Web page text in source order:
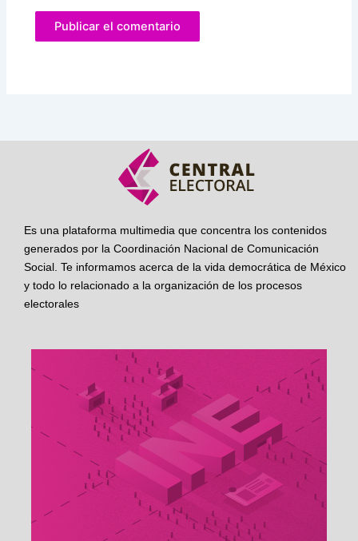
Es una plataforma multimedia que concentra los contenidos
generados por la Coordinación Nacional de Comunicación
Social. Te informamos acerca de la vida democrática de México
y todo lo relacionado a la organización de los procesos
electorales